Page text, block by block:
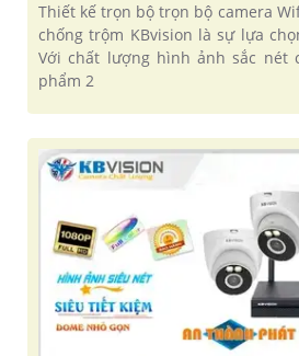
Thiết kế trọn bộ trọn bộ camera
chống trộm KBvision là sự lựa
Với chất lượng hình ảnh sắc nét
phẩm 2